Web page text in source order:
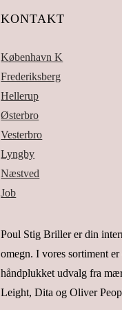
KONTAKT
København K
Frederiksberg
Hellerup
Østerbro
Vesterbro
Lyngby
Næstved
Job
Poul Stig Briller er din
omegn. I vores sortiment
håndplukket udvalg fra
Leight, Dita og Oliver